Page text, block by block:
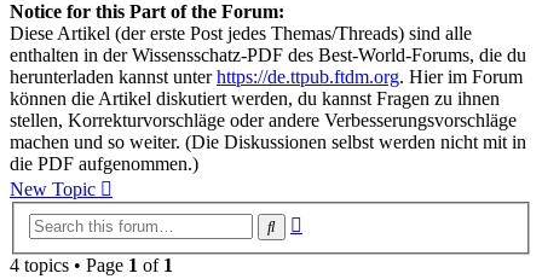
Notice for this Part of the Forum:
Diese Artikel (der erste Post jedes Themas/Threads) sind alle
enthalten in der Wissensschatz-PDF des Best-World-Forums, die du
herunterladen kannst unterhttps://de.ttpub.ftdm.org. Hier im Forum
können die Artikel diskutiert werden, du kannst Fragen zu ihnen
stellen, Korrekturvorschläge oder andere Verbesserungsvorschläge
machen und so weiter. (Die Diskussionen selbst werden nicht mit in
die PDF aufgenommen.)
New Topic
Search
4 topics • Page 1 of 1